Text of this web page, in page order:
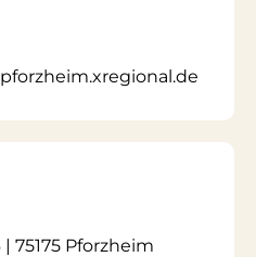
75175 Pforzheim